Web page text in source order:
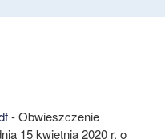
- Obwieszczenie
15 kwietnia 2020 r. o